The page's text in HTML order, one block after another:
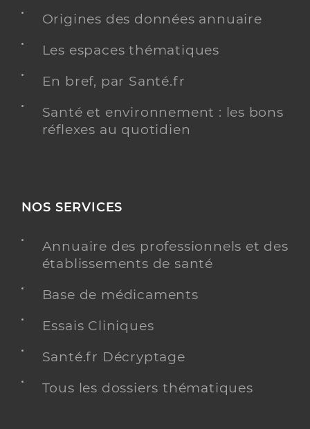
Origines des données annuaire
Les espaces thématiques
En bref, par Santé.fr
Santé et environnement : les bons
réflexes au quotidien
NOS SERVICES
Annuaire des professionnels et des
établissements de santé
Base de médicaments
Essais Cliniques
Santé.fr Décryptage
Tous les dossiers thématiques